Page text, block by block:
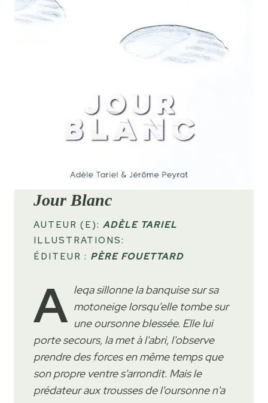
Jour Blanc
AUTEUR (E): ADÈLE TARIEL
ILLUSTRATIONS:
ÉDITEUR : PÈRE FOUETTARD
A leqa sillonne la banquise sur sa
motoneige lorsqu'elle tombe sur
une oursonne blessée. Elle lui
porte secours, la met à l'abri, l'observe
prendre des forces en même temps que
son propre ventre s'arrondit. Mais le
prédateur aux trousses de l'oursonne n'a